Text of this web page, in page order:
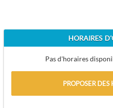
HORAIRES
Pas d'horaires
PROPOSER DES